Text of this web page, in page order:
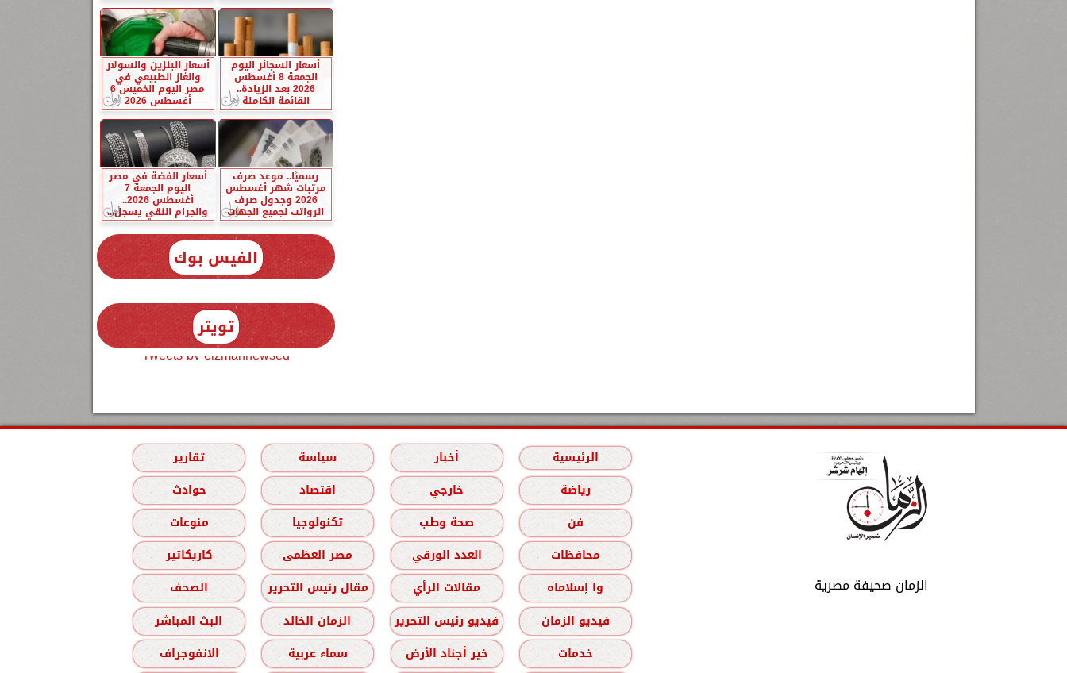
أسعار السجائر اليوم
الجمعة 8 أغسطس
2026 بعد الزيادة..
القائمة الكاملة
أسعار البنزين والسولار
والغاز الطبيعي في
مصر اليوم الخميس 6
أغسطس 2026
رسميًا.. موعد صرف
مرتبات شهر أغسطس
2026 وجدول صرف
الرواتب لجميع الجهات
أسعار الفضة في مصر
اليوم الجمعة 7
أغسطس 2026..
والجرام النقي يسجل...
الفيس بوك
تويتر
Tweets by elzmannewseg
الزمان صحيفة مصرية
الرئيسية أخبار سياسة
تقارير
رياضة
خارجي اقتصاد
حوادث
فن
صحة وطب تكنولوجيا
منوعات
محافظات
العدد الورقي مصر العظمى
كاريكاتير
وا إسلاماه
مقالات الرأي مقال رئيس التحرير
الصحف
فيديو الزمان
فيديو رئيس التحرير الزمان الخالد
البث المباشر
خدمات
خير أجناد الأرض سماء عربية الانفوجراف